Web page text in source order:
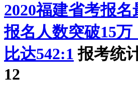
2020福建省考报名
报名人数突破15
比达542:1 报考统
12